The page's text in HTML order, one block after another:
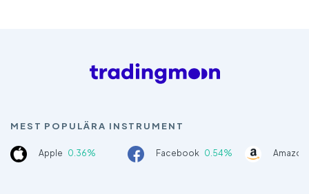
MEST POPULÄRA INSTRUMENT
Apple 0.36% Facebook 0.54%